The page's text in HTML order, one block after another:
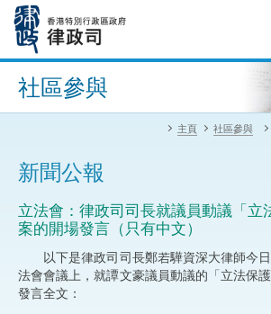
內
進階搜尋
社區參與
主頁 社區參與
新聞公報
立法會：律政司司長就議員動議「立
案的開場發言（只有中文）
以下是律政司司長鄭若驊資深大律師今日
法會會議上，就譚文豪議員動議的「立法保
發言全文：